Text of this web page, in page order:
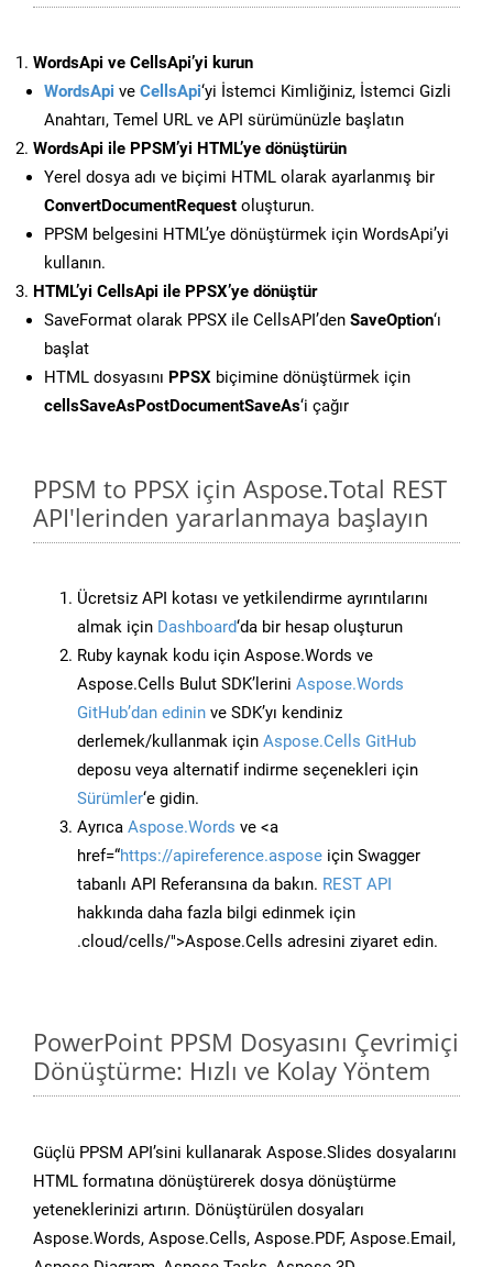
WordsApi ve CellsApi’yi kurun
WordsApi ve CellsApi‘yi İstemci Kimliğiniz, İstemci Gizli
Anahtarı, Temel URL ve API sürümünüzle başlatın
WordsApi ile PPSM’yi HTML’ye dönüştürün
Yerel dosya adı ve biçimi HTML olarak ayarlanmış bir
ConvertDocumentRequest oluşturun.
PPSM belgesini HTML’ye dönüştürmek için WordsApi’yi
kullanın.
HTML’yi CellsApi ile PPSX’ye dönüştür
SaveFormat olarak PPSX ile CellsAPI’den SaveOption‘ı
başlat
HTML dosyasını PPSX biçimine dönüştürmek için
cellsSaveAsPostDocumentSaveAs‘i çağır
PPSM to PPSX için Aspose.Total REST
API'lerinden yararlanmaya başlayın
Ücretsiz API kotası ve yetkilendirme ayrıntılarını
almak için Dashboard‘da bir hesap oluşturun
Ruby kaynak kodu için Aspose.Words ve
Aspose.Cells Bulut SDK’lerini Aspose.Words
GitHub’dan edinin ve SDK’yı kendiniz
derlemek/kullanmak için Aspose.Cells GitHub
deposu veya alternatif indirme seçenekleri için
Sürümler‘e gidin.
Ayrıca Aspose.Words ve <a
href=“https://apireference.aspose için Swagger
tabanlı API Referansına da bakın. REST API
hakkında daha fazla bilgi edinmek için
.cloud/cells/">Aspose.Cells adresini ziyaret edin.
PowerPoint PPSM Dosyasını Çevrimiçi
Dönüştürme: Hızlı ve Kolay Yöntem
Güçlü PPSM API’sini kullanarak Aspose.Slides dosyalarını
HTML formatına dönüştürerek dosya dönüştürme
yeteneklerinizi artırın. Dönüştürülen dosyaları
Aspose.Words, Aspose.Cells, Aspose.PDF, Aspose.Email,